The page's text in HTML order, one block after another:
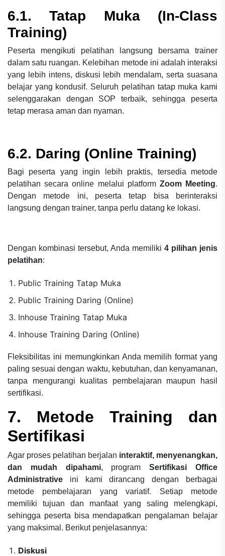
6.1. Tatap Muka (In-Class
Training)
Peserta mengikuti pelatihan langsung bersama trainer
dalam satu ruangan. Kelebihan metode ini adalah interaksi
yang lebih intens, diskusi lebih mendalam, serta suasana
belajar yang kondusif. Seluruh pelatihan tatap muka kami
selenggarakan dengan SOP terbaik, sehingga peserta
tetap merasa aman dan nyaman.
6.2. Daring (Online Training)
Bagi peserta yang ingin lebih praktis, tersedia metode
pelatihan secara online melalui platform Zoom Meeting.
Dengan metode ini, peserta tetap bisa berinteraksi
langsung dengan trainer, tanpa perlu datang ke lokasi.
Dengan kombinasi tersebut, Anda memiliki 4 pilihan jenis
pelatihan:
Public Training Tatap Muka
Public Training Daring (Online)
Inhouse Training Tatap Muka
Inhouse Training Daring (Online)
Fleksibilitas ini memungkinkan Anda memilih format yang
paling sesuai dengan waktu, kebutuhan, dan kenyamanan,
tanpa mengurangi kualitas pembelajaran maupun hasil
sertifikasi.
7. Metode Training dan
Sertifikasi
Agar proses pelatihan berjalan interaktif, menyenangkan,
dan mudah dipahami, programSertifikasi Office
Administrative ini kami dirancang dengan berbagai
metode pembelajaran yang variatif. Setiap metode
memiliki tujuan dan manfaat yang saling melengkapi,
sehingga peserta bisa mendapatkan pengalaman belajar
yang maksimal. Berikut penjelasannya:
Diskusi